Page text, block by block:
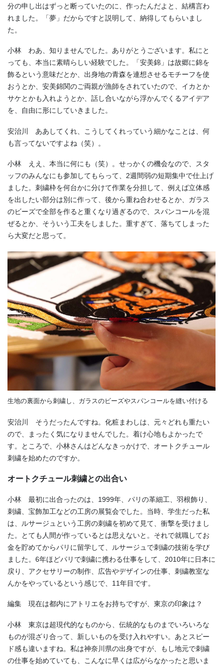
分の申し出はずっと断っていたのに、作ったんだよと、結構言わ
れました。「夢」だからですと説明して、納得してもらいまし
た。
小林 わあ、知りませんでした。ありがとうございます。私にと
っても、本当に素晴らしい経験でした。「安美錦」は故郷に錦を
飾るという意味だとか、出身地の青森を連想させるモチーフを使
おうとか、安美錦関のご両親が漁師をされていたので、イカとか
サケとかも入れようとか、話し合いながら浮かんでくるアイデア
を、自由に形にしていきました。
安治川 ああしてくれ、こうしてくれっていう細かなことは、何
も言ってないですよね（笑）。
小林 ええ、本当に何にも（笑）。せっかくの機会なので、スタ
ッフのみんなにも参加してもらって、 2週間弱の短期集中で仕上げ
ました。刺繍枠を何台かに分けて作業を分担して、例えば立体感
を出したい部分は別に作って、後から重ね合わせるとか、ガラス
のビーズで全部を作ると重くなり過ぎるので、スパンコールを混
ぜるとか、そういう工夫をしました。重すぎて、落ちてしまった
ら大変だと思って。
生地の裏面から刺繍し、ガラスのビーズやスパンコールを縫い付ける
安治川 そうだったんですね。化粧まわしは、元々どれも重たい
ので、まったく気になりませんでした。着け心地もよかったで
す。ところで、小林さんはどんなきっかけで、オートクチュール
刺繍を始めたのですか。
オートクチュール刺繍との出合い
小林 最初に出合ったのは、 1999年、パリの革細工、羽根飾り、
刺繍、宝飾加工などの工房の展覧会でした。当時、学生だった私
は、ルサージュという工房の刺繍を初めて見て、衝撃を受けまし
た。とても人間が作っているとは思えないと。それで就職してお
金を貯めてからパリに留学して、ルサージュで刺繍の技術を学び
ました。 6年ほどパリで刺繍に携わる仕事をして、 2010年に日本に
戻り、アクセサリーの制作、広告やデザインの仕事、刺繍教室な
んかをやっているという感じで、 11年目です。
編集 現在は都内にアトリエをお持ちですが、東京の印象は？
小林 東京は超現代的なものから、伝統的なものまでいろいろな
ものが混ざり合って、新しいものを受け入れやすい。あとスピー
ド感も違いますね。私は神奈川県の出身ですが、もし地元で刺繍
の仕事を始めていても、こんなに早くは広がらなかったと思いま